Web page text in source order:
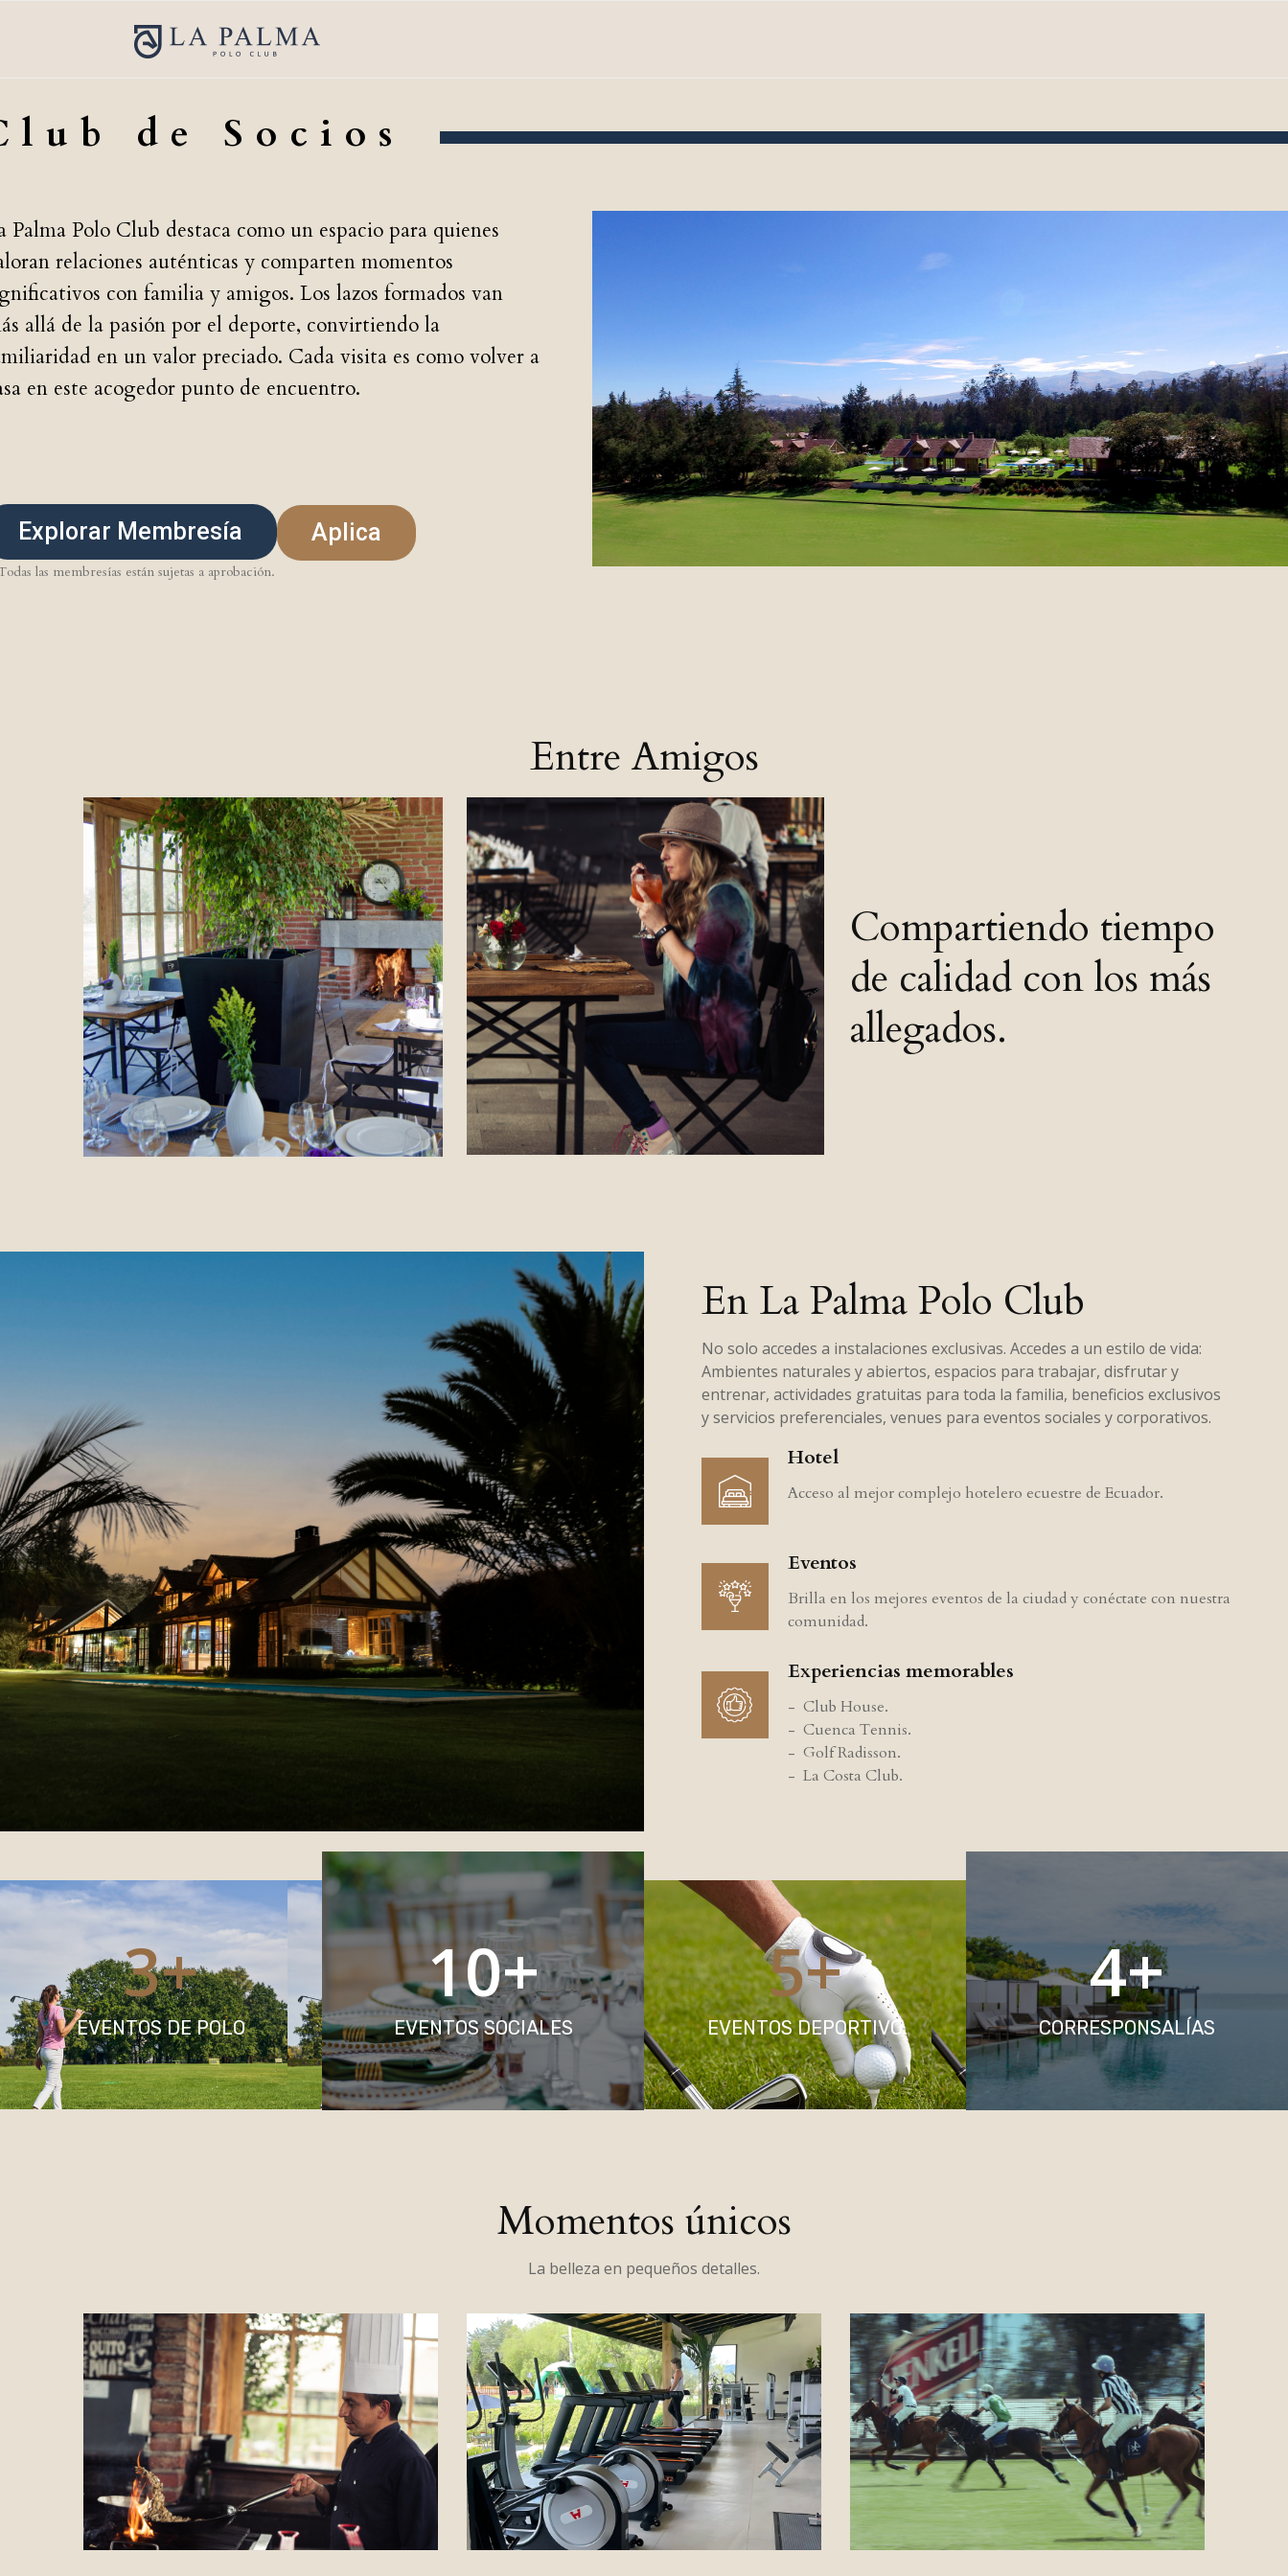
las membresías están sujetas a aprobación.
Aplica
Explorar Membresía
de Socios
Palma Polo Club destaca como un espacio para quienes
relaciones auténticas y comparten momentos
con familia y amigos. Los lazos formados van
allá de la pasión por el deporte, convirtiendo la
en un valor preciado. Cada visita es como volver a
en este acogedor punto de encuentro.
Entre Amigos
Compartiendo tiempo
de calidad con los más
allegados.
En La Palma Polo Club
No solo accedes a instalaciones exclusivas. Accedes a un estilo de vida:
Ambientes naturales y abiertos, espacios para trabajar, disfrutar y
entrenar, actividades gratuitas para toda la familia, beneficios exclusivos
y servicios preferenciales, venues para eventos sociales y corporativos.
Hotel
Acceso al mejor complejo hotelero ecuestre de Ecuador.
Eventos
Brilla en los mejores eventos de la ciudad y conéctate con nuestra
comunidad.
Experiencias memorables
- Club House.
- Cuenca Tennis.
- Golf Radisson.
- La Costa Club.
EVENTOS DE POLO
3+
EVENTOS SOCIALES
10+
EVENTOS DEPORTIVO
5+
CORRESPONSALÍAS
4+
Momentos únicos
La belleza en pequeños detalles.